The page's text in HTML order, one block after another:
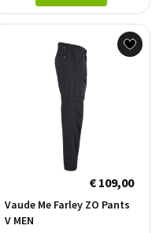
€ 109,00
Vaude Me Farley ZO Pants
V MEN